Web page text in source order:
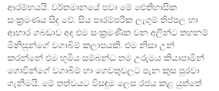
ආරම්භයයි. වර්තමානයේ පවා මේ ඓතිහාසික
සංක්‍රමණය සිදු වේ. සිය පාරම්පරික ලැගුම් තිප්පල හා
ආහාර ගබඩාව අද එම සංක්‍රමණික වන අලින්ට තහනම්
මිනිසුන්ගේ වගාබිම් කලාපයකි. එම නිසා උන්
කරන්නේ එම භූමිය සම්බන්ධ තම උරුමය කියාපාමින්
ගොවීන්ගේ වගාබිම් හා ගෙවතුවලට පැන කුස පුරවා
ගැනීමයි. මේ තත්වයට විසඳුම ලෙස රජය කළ යුත්තේ